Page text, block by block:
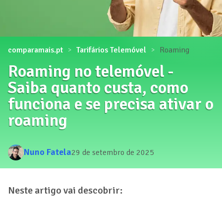
comparamais.pt Tarifários Telemóvel Roaming
Roaming no telemóvel -
Saiba quanto custa, como
funciona e se precisa ativar o
roaming
Nuno Fatela29 de setembro de 2025
Neste artigo vai descobrir: